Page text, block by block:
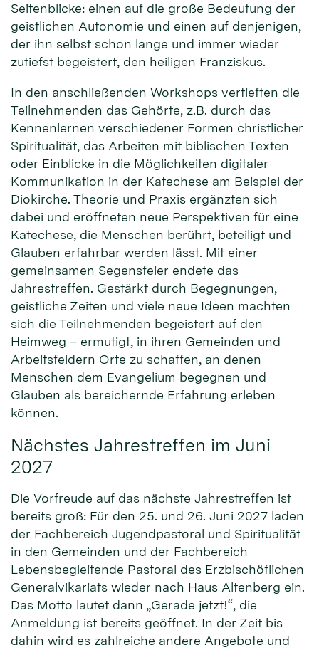
Seitenblicke: einen auf die große Bedeutung der
geistlichen Autonomie und einen auf denjenigen,
der ihn selbst schon lange und immer wieder
zutiefst begeistert, den heiligen Franziskus.
In den anschließenden Workshops vertieften die
Teilnehmenden das Gehörte, z.B. durch das
Kennenlernen verschiedener Formen christlicher
Spiritualität, das Arbeiten mit biblischen Texten
oder Einblicke in die Möglichkeiten digitaler
Kommunikation in der Katechese am Beispiel der
Diokirche. Theorie und Praxis ergänzten sich
dabei und eröffneten neue Perspektiven für eine
Katechese, die Menschen berührt, beteiligt und
Glauben erfahrbar werden lässt. Mit einer
gemeinsamen Segensfeier endete das
Jahrestreffen. Gestärkt durch Begegnungen,
geistliche Zeiten und viele neue Ideen machten
sich die Teilnehmenden begeistert auf den
Heimweg – ermutigt, in ihren Gemeinden und
Arbeitsfeldern Orte zu schaffen, an denen
Menschen dem Evangelium begegnen und
Glauben als bereichernde Erfahrung erleben
können.
Nächstes Jahrestreffen im Juni
2027
Die Vorfreude auf das nächste Jahrestreffen ist
bereits groß: Für den 25. und 26. Juni 2027 laden
der Fachbereich Jugendpastoral und Spiritualität
in den Gemeinden und der Fachbereich
Lebensbegleitende Pastoral des Erzbischöflichen
Generalvikariats wieder nach Haus Altenberg ein.
Das Motto lautet dann „Gerade jetzt!“, die
Anmeldung ist bereits geöffnet. In der Zeit bis
dahin wird es zahlreiche andere Angebote und